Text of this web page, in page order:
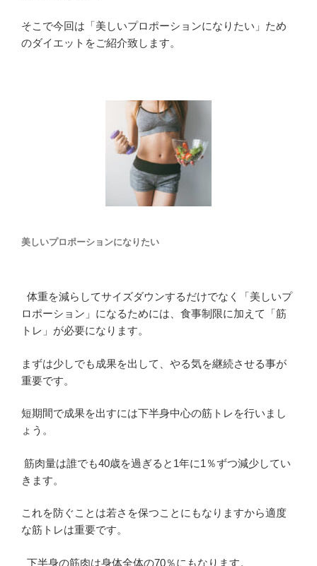
そこで今回は「美しいプロポーションになりたい」ため
のダイエットをご紹介致します。
美しいプロポーションになりたい
体重を減らしてサイズダウンするだけでなく「美しいプ
ロポーション」になるためには、食事制限に加えて「筋
トレ」が必要になります。
まずは少しでも成果を出して、やる気を継続させる事が
重要です。
短期間で成果を出すには下半身中心の筋トレを行いまし
ょう。
筋肉量は誰でも40歳を過ぎると1年に1％ずつ減少してい
きます。
これを防ぐことは若さを保つことにもなりますから適度
な筋トレは重要です。
下半身の筋肉は身体全体の70％にもなります。